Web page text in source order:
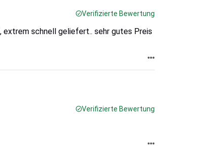
Verifizierte Bewertung
schnell geliefert.. sehr gutes Preis
Verifizierte Bewertung